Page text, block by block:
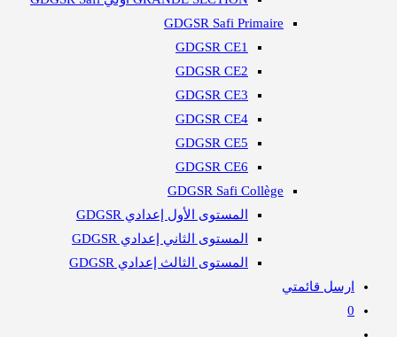
GDGSR Safi Primaire
GDGSR CE1
GDGSR CE2
GDGSR CE3
GDGSR CE4
GDGSR CE5
GDGSR CE6
GDGSR Safi Collège
المستوى الأول إعدادي GDGSR
المستوى الثاني إعدادي GDGSR
المستوى الثالث إعدادي GDGSR
ارسل قائمتي
0